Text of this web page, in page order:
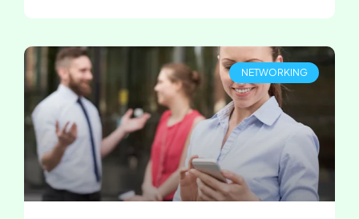
NETWORKING